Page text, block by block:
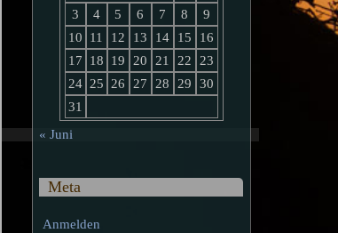
3
4 5 6 7 8
9
10
11 12 13 14 15
16
17
18 19 20 21 22
23
24 25 26 27 28 29
30
31
« Juni
Meta
Anmelden